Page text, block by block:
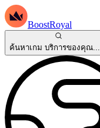
BoostRoyal
ค้นหาเกม บริการของคุณ...